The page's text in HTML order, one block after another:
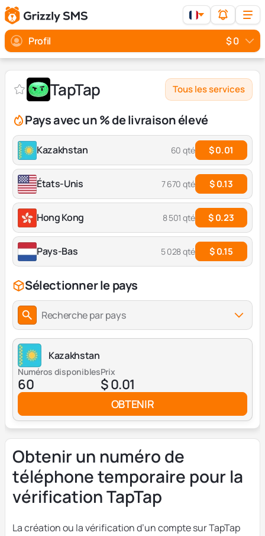
Profil $ 0
TapTap Tous les services
Pays avec un % de livraison élevé
Kazakhstan 60 qté $ 0.01
États-Unis 7 670 qté $ 0.13
Hong Kong 8 501 qté $ 0.23
Pays-Bas 5 028 qté $ 0.15
Sélectionner le pays
Recherche par pays
Kazakhstan
Numéros disponibles
60
Prix
$ 0.01
OBTENIR
Obtenir un numéro de
téléphone temporaire pour la
vérification TapTap
La création ou la vérification d’un compte sur TapTap